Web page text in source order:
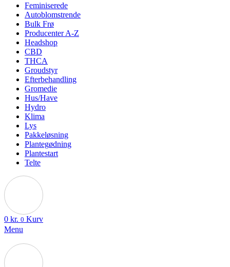
Feminiserede
Autoblomstrende
Bulk Frø
Producenter A-Z
Headshop
CBD
THCA
Groudstyr
Efterbehandling
Gromedie
Hus/Have
Hydro
Klima
Lys
Pakkeløsning
Plantegødning
Plantestart
Telte
0 kr. 0 Kurv
Menu